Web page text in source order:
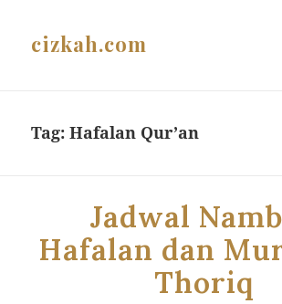
cizkah.com
Tag:Hafalan Qur’an
Jadwal
Hafalan dan
Thoriq